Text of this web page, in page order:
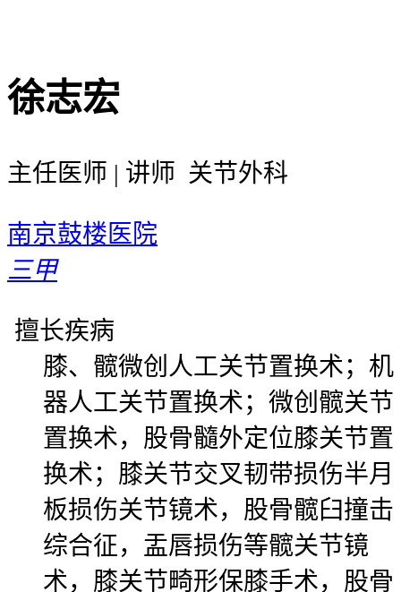
徐志宏
主任医师 | 讲师 关节外科
南京鼓楼医院
三甲
擅长疾病
膝、髋微创人工关节置换术；机
器人工关节置换术；微创髋关节
置换术，股骨髓外定位膝关节置
换术；膝关节交叉韧带损伤半月
板损伤关节镜术，股骨髋臼撞击
综合征，盂唇损伤等髋关节镜
术，膝关节畸形保膝手术，股骨